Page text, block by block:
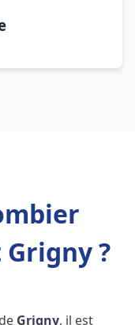
?
Grigny, il est